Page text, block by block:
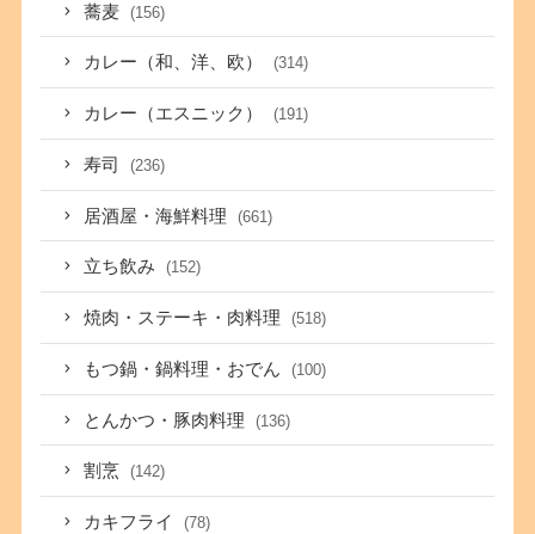
蕎麦 (156)
カレー（和、洋、欧） (314)
カレー（エスニック） (191)
寿司 (236)
居酒屋・海鮮料理 (661)
立ち飲み (152)
焼肉・ステーキ・肉料理 (518)
もつ鍋・鍋料理・おでん (100)
とんかつ・豚肉料理 (136)
割烹 (142)
カキフライ (78)